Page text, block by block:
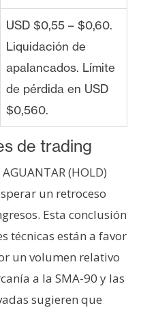
USD $0,55 – $0,60.
Liquidación de
apalancados. Límite
de pérdida en USD
$0,560.
de trading
(HOLD)
un retroceso
Esta conclusión
técnicas están a favor
un volumen relativo
a la SMA-90 y las
sugieren que